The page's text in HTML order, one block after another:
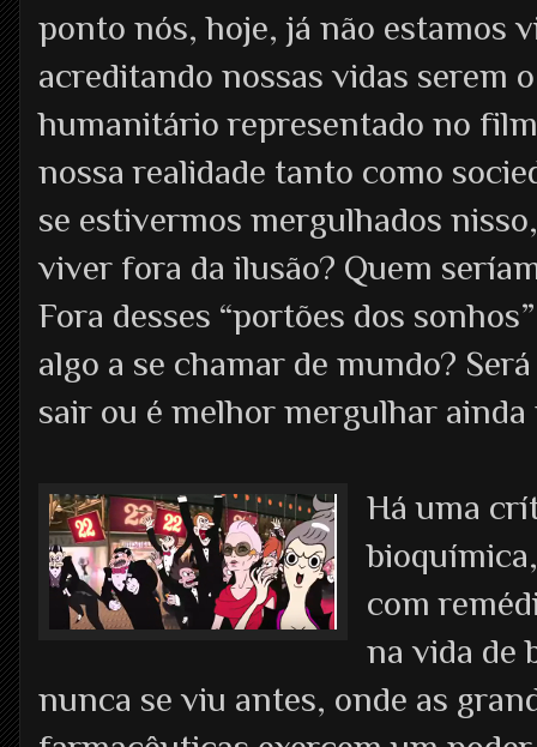
ponto nós, hoje, já não estamos
acreditando nossas vidas serem
humanitário representado no
nossa realidade tanto como
se estivermos mergulhados
viver fora da ilusão? Quem
Fora desses “portões dos
algo a se chamar de mundo?
sair ou é melhor mergulhar ainda
Há uma
com
na vida de
nunca se viu antes, onde as